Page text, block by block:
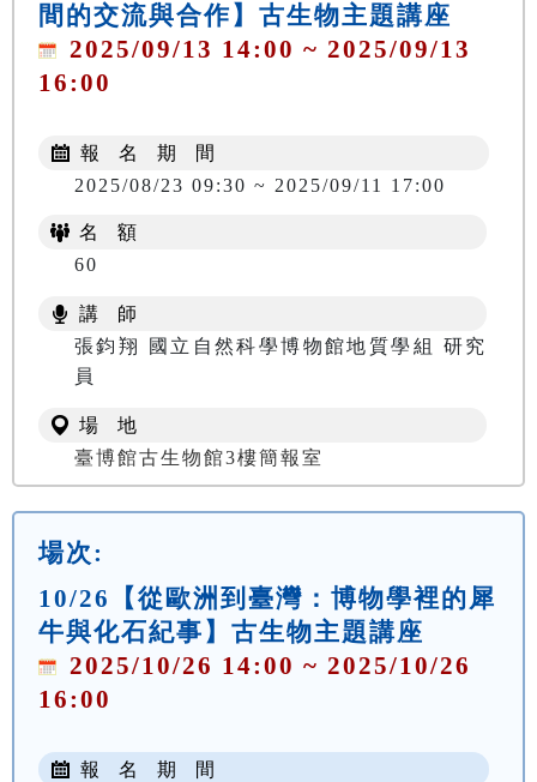
間的交流與合作】古生物主題講座
2025/09/13 14:00 ~ 2025/09/13
16:00
報 名 期 間
2025/08/23 09:30 ~ 2025/09/11 17:00
名 額
60
講 師
張鈞翔 國立自然科學博物館地質學組 研究
員
場 地
臺博館古生物館3樓簡報室
場次:
10/26【從歐洲到臺灣：博物學裡的犀
牛與化石紀事】古生物主題講座
2025/10/26 14:00 ~ 2025/10/26
16:00
報 名 期 間